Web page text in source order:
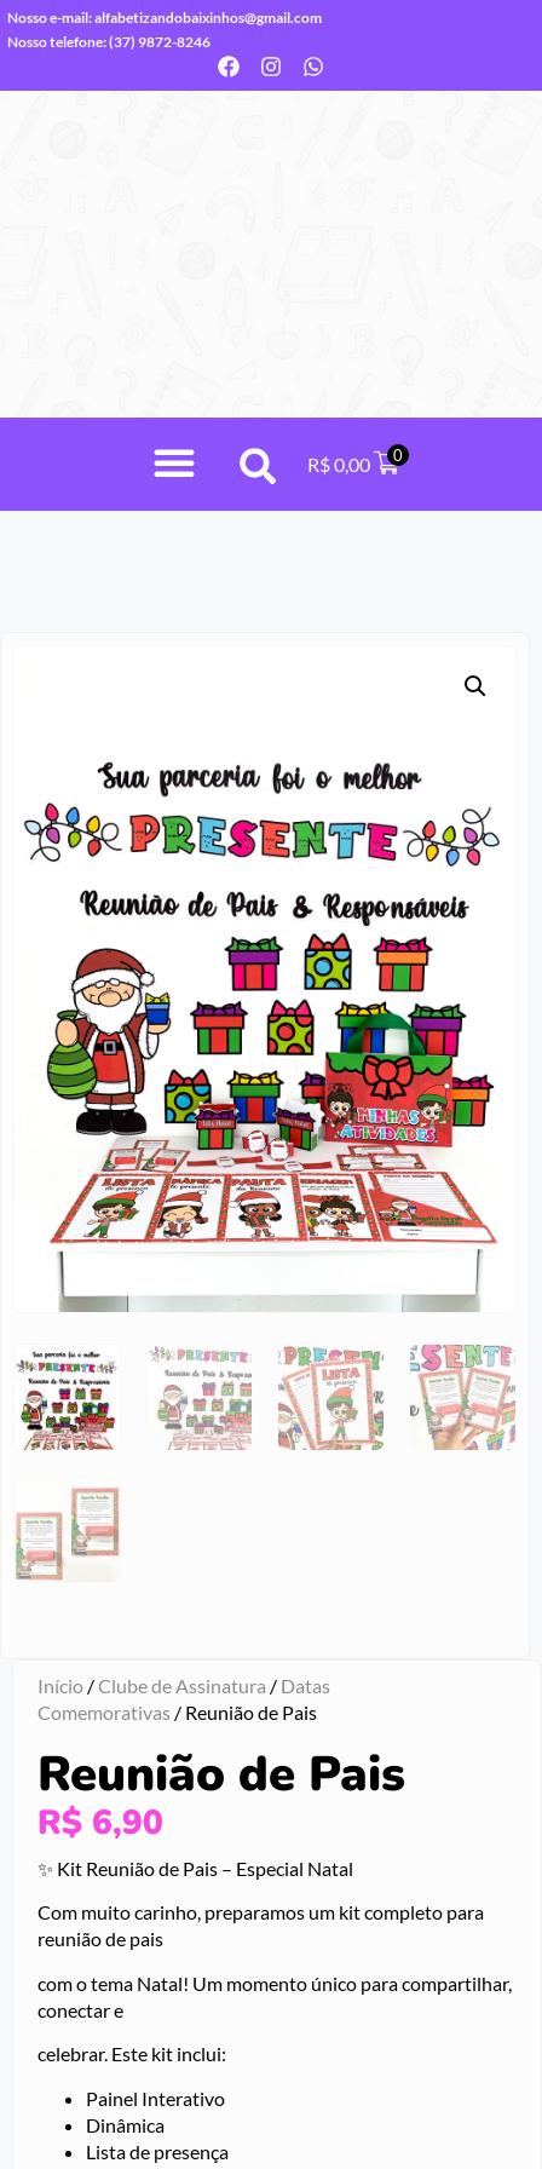
Nosso e-mail:alfabetizandobaixinhos@gmail.com
Nosso telefone: (37) 9872-8246
R$0,00 0
Início /Clube de Assinatura / Datas
Comemorativas / Reunião de Pais
Reunião de Pais
R$ 6,90
✨ Kit Reunião de Pais – Especial Natal
Com muito carinho, preparamos um kit completo para
reunião de pais
com o tema Natal! Um momento único para compartilhar,
conectar e
celebrar. Este kit inclui:
Painel Interativo
Dinâmica
Lista de presença